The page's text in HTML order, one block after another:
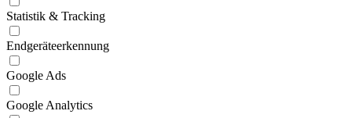
Statistik & Tracking
Endgeräteerkennung
Google Ads
Google Analytics